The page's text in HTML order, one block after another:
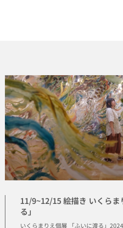
11/9~12/15 絵描き いくら
る」
いくらまりえ個展 「ふいに渡る」